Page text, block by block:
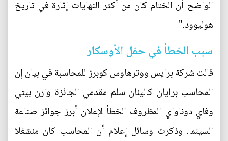
الواضح أن الختام كان من أكثر النهايات إثارة في تاريخ
هوليوود."
سبب الخطأ في حفل الأوسكار
قالت شركة برايس ووترهاوس كوبرز للمحاسبة في بيان إن
المحاسب برايان كالينان سلم مقدمي الجائزة وارن بيتي
وفاي دوناواي المظروف الخطأ لإعلان أبرز جوائز صناعة
السينما. وذكرت وسائل إعلام أن المحاسب كان منشغلا